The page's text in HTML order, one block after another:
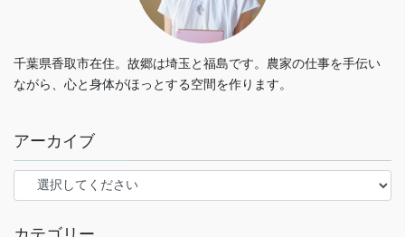
千葉県香取市在住。故郷は埼玉と福島です。農家の仕事を手伝い
ながら、心と身体がほっとする空間を作ります。
アーカイブ